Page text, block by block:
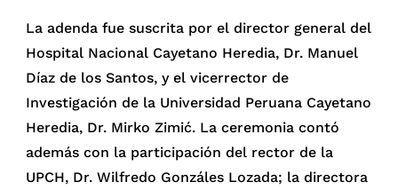
La adenda fue suscrita por el director general del
Hospital Nacional Cayetano Heredia, Dr. Manuel
Díaz de los Santos, y el vicerrector de
Investigación de la Universidad Peruana Cayetano
Heredia, Dr. Mirko Zimić. La ceremonia contó
además con la participación del rector de la
UPCH, Dr. Wilfredo Gonzáles Lozada; la directora